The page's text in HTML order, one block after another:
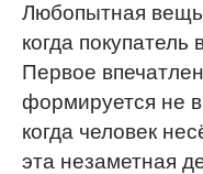
Любопытная
когда
Первое
формируется не в
когда человек
эта незаметная